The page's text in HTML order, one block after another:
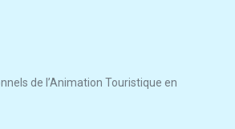
de l’Animation Touristique en